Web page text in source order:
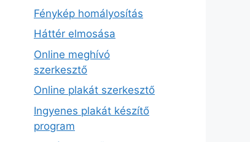
Fénykép homályosítás
Háttér elmosása
Online meghívó
szerkesztő
Online plakát szerkesztő
Ingyenes plakát készítő
program